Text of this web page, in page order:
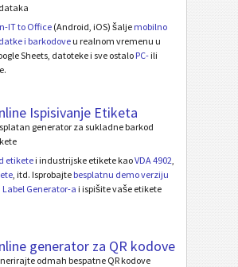
IT to Office (Android, iOS) šalje mobilno
i barkodove u realnom vremenu u
Sheets, datoteke i sve ostalo PC- ili
Ispisivanje Etiketa
generator za sukladne barkod
etikete i industrijske etikete kaoVDA 4902
, itd. Isprobajte besplatnu demo verziju
Generator-a i ispišite vaše etikete
generator za QR kodove
odmah bespatne QR kodove